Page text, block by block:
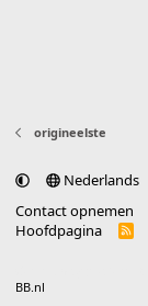
origineelste
Nederlands
Contact opnemen
Hoofdpagina
R
BB.nl